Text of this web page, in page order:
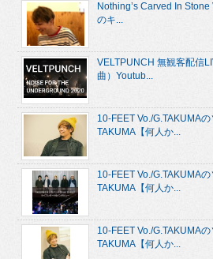
Nothing’s Carved In
のキ...
VELTPUNCH 無観客配信
曲）Youtub...
10-FEET Vo./G.TAKUMAの
TAKUMA【何人か...
10-FEET Vo./G.TAKUMAの
TAKUMA【何人か...
10-FEET Vo./G.TAKUMAの
TAKUMA【何人か...